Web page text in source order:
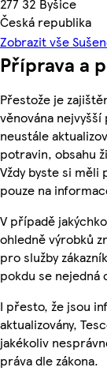
Česká republika
Zobrazit vše
Příprava a
Přestože je
věnována
neustále
potravin, obsahu
Vždy byste si
pouze na
V případě
ohledně výrobků
pro služby
pokdu se nejedná
I přesto, že jsou
aktualizovány,
jakékoliv
práva dle zákona.